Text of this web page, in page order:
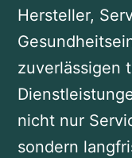
Hersteller,
zuverlässigen
nicht nur
sondern